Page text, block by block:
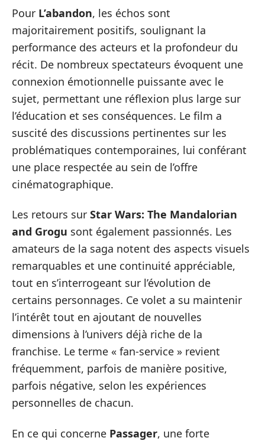
Pour L’abandon, les échos sont
majoritairement positifs, soulignant la
performance des acteurs et la profondeur du
récit. De nombreux spectateurs évoquent une
connexion émotionnelle puissante avec le
sujet, permettant une réflexion plus large sur
l’éducation et ses conséquences. Le film a
suscité des discussions pertinentes sur les
problématiques contemporaines, lui conférant
une place respectée au sein de l’offre
cinématographique.
Les retours sur Star Wars: The Mandalorian
and Grogu sont également passionnés. Les
amateurs de la saga notent des aspects visuels
remarquables et une continuité appréciable,
tout en s’interrogeant sur l’évolution de
certains personnages. Ce volet a su maintenir
l’intérêt tout en ajoutant de nouvelles
dimensions à l’univers déjà riche de la
franchise. Le terme « fan-service » revient
fréquemment, parfois de manière positive,
parfois négative, selon les expériences
personnelles de chacun.
En ce qui concerne Passager, une forte